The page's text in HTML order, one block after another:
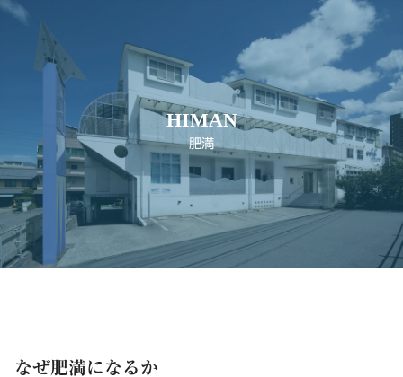
HIMAN
肥満
なぜ肥満になるか